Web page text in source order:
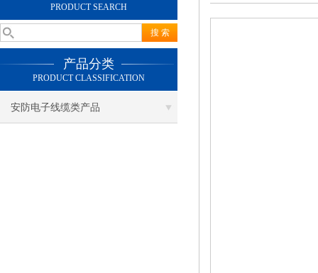
PRODUCT SEARCH
产品分类
PRODUCT CLASSIFICATION
安防电子线缆类产品